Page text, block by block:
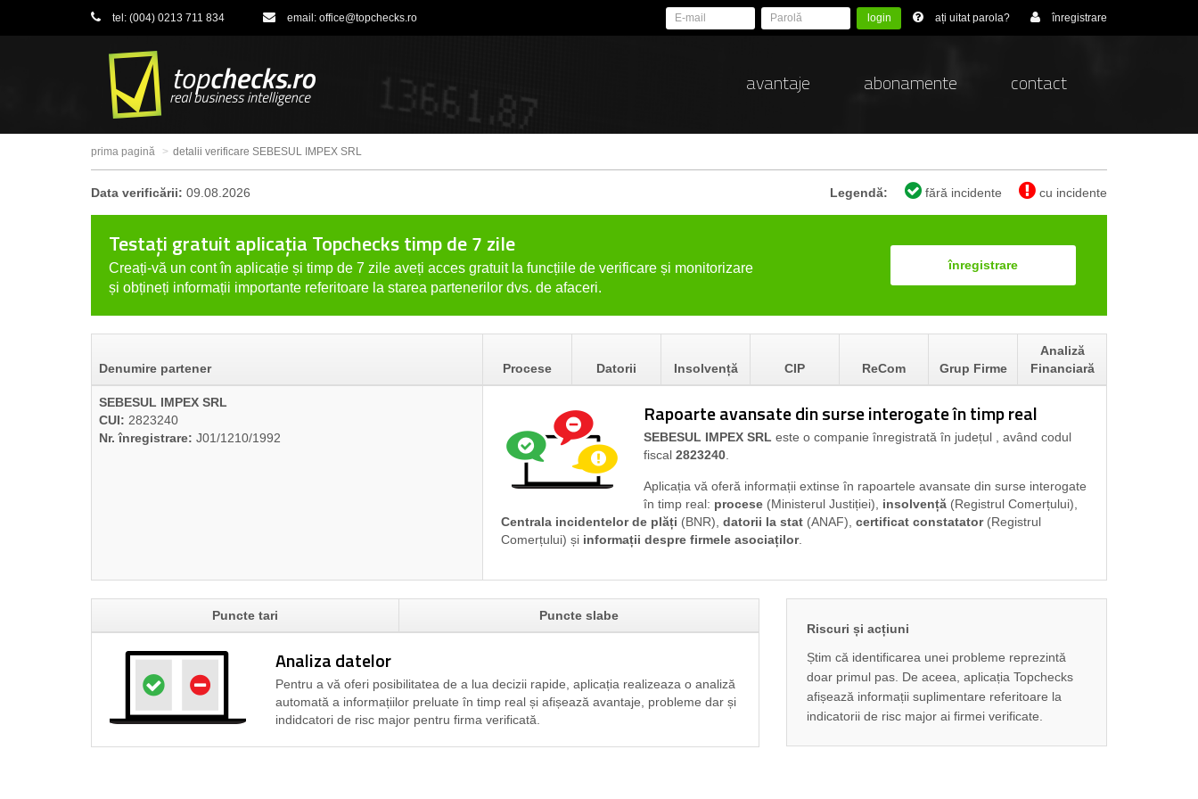
tel: (004) 0213 711 834 email: office@topchecks.ro login ați uitat parola? înregistrare
avantaje abonamente contact
prima pagină detalii verificare SEBESUL IMPEX SRL
Data verificării: 09.08.2026 Legendă: fără incidente cu incidente
Testați gratuit aplicația Topchecks timp de 7 zile
Creați-vă un cont în aplicație și timp de 7 zile aveți acces gratuit la funcțiile de verificare și monitorizare
și obțineți informații importante referitoare la starea partenerilor dvs. de afaceri.
înregistrare
Denumire partener Procese Datorii Insolvență CIP ReCom Grup Firme
Analiză
Financiară
SEBESUL IMPEX SRL
CUI: 2823240
Nr. înregistrare: J01/1210/1992
Rapoarte avansate din surse interogate în timp real
SEBESUL IMPEX SRL este o companie înregistrată în județul
, având codul
fiscal 2823240
Aplicația vă oferă informații extinse în rapoartele avansate din surse interogate
în timp real: procese (Ministerul Justiției), insolvență (Registrul Comerțului),
Centrala incidentelor de plăți (BNR), datorii la stat (ANAF), certificat constatator(Registrul
Comerțului) și informații despre firmele asociaților.
Puncte tari Puncte slabe
Analiza datelor
Pentru a vă oferi posibilitatea de a lua decizii rapide, aplicația realizeaza o analiză
automată a informațiilor preluate în timp real și afișează avantaje, probleme dar și
indidcatori de risc major pentru firma verificată.
Riscuri și acțiuni
Știm că identificarea unei probleme reprezintă
doar primul pas. De aceea, aplicația Topchecks
afișează informații suplimentare referitoare la
indicatorii de risc major ai firmei verificate.